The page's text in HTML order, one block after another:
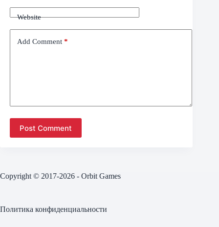
Website
Add Comment *
Post Comment
Copyright © 2017-2026 - Orbit Games
Политика конфиденциальности